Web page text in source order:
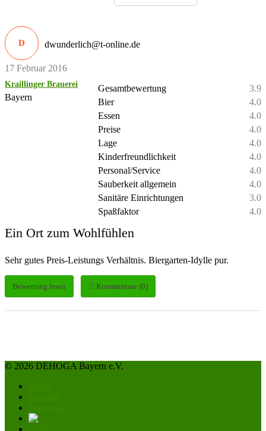
17 Februar 2016
Gesamtbewertung
3.9
Bier
4.0
Essen
4.0
Preise
4.0
Lage
4.0
Kinderfreundlichkeit
4.0
Personal/Service
4.0
Sauberkeit allgemein
4.0
Sanitäre Einrichtungen
3.0
Spaßfaktor
4.0
Kraillinger Brauerei
Bayern
Ein Ort zum Wohlfühlen
Sehr gutes Preis-Leistungs Verhältnis. Biergarten-Idylle pur.
D dwunderlich@t-online.de
Bewertung lesen Kommentare (0)
© 2026 DEHOGA Bayern e.V.